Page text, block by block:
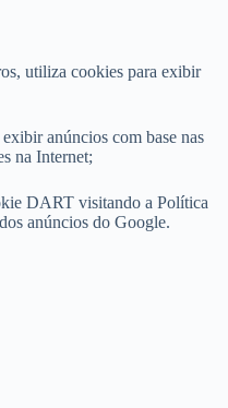
utiliza cookies para exibir
anúncios com base nas
na Internet;
DART visitando a Política
anúncios do Google.